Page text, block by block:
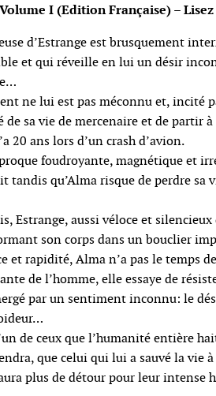
I (Edition Française) –
d’Estrange est brusquement
et qui réveille en lui un désir
ne lui est pas méconnu et, incité
sa vie de mercenaire et de partir
20 ans lors d’un crash d’avion.
foudroyante, magnétique et
tandis qu’Alma risque de perdre sa
Estrange, aussi véloce et
son corps dans un bouclier
et rapidité, Alma n’a pas le temps
de l’homme, elle essaye de
par un sentiment inconnu: le
de ceux que l’humanité entière
que celui qui lui a sauvé la vie
plus de détour pour leur intense